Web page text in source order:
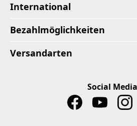
International
Bezahlmöglichkeiten
Versandarten
Social Media